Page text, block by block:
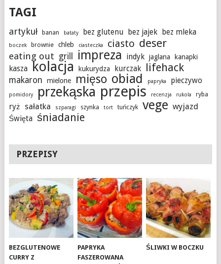
TAGI
artykuł banan bataty bez glutenu bez jajek bez mleka
boczek brownie chleb ciasteczka ciasto deser
eating out grill impreza indyk jaglana kanapki
kasza kolacja kukurydza kurczak lifehack
makaron mielone mięso obiad papryka pieczywo
pomidory przekąska przepis recenzja rukola ryba
ryż sałatka szparagi szynka tort tuńczyk vege wyjazd
Święta śniadanie
PRZEPISY
BEZGLUTENOWE
CURRY Z
PAPRYKA
FASZEROWANA
ŚLIWKI W BOCZKU